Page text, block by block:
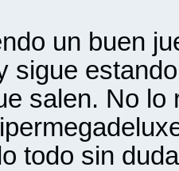
un buen
sigue
salen. No
todo sin